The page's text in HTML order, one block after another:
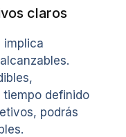
claros
implica
definido
podrás